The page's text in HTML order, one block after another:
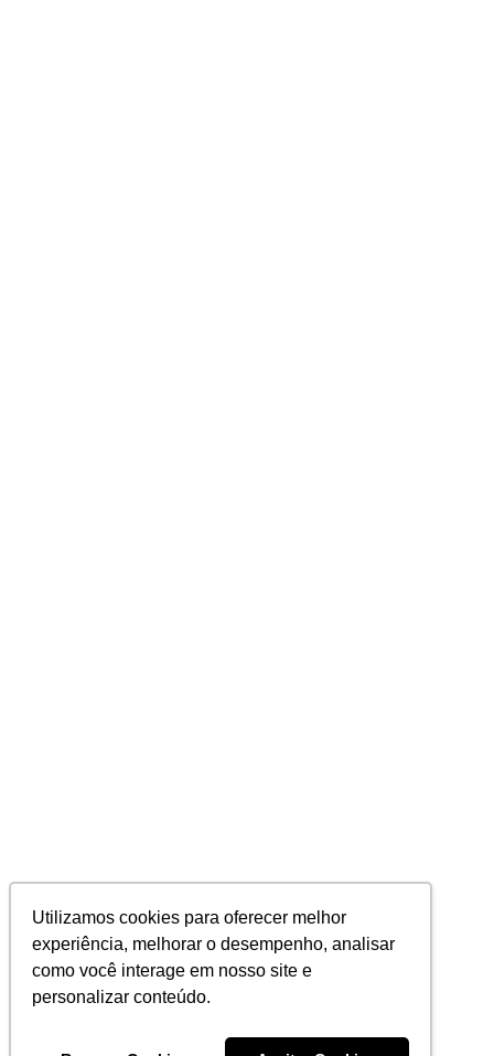
Utilizamos cookies para oferecer melhor
experiência, melhorar o desempenho, analisar
como você interage em nosso site e
personalizar conteúdo.